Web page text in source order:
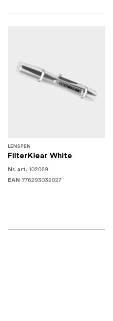
LENSPEN
FilterKlear White
Nr. art. 102089
EAN 776293032027